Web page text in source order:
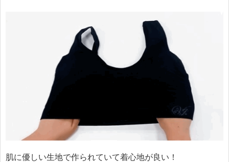
肌に優しい生地で作られていて着心地が良い！